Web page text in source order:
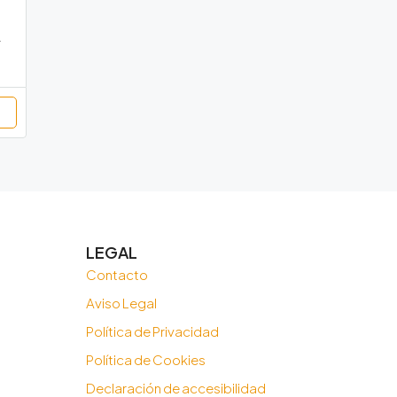
LEGAL
Contacto
Aviso Legal
Política de Privacidad
Política de Cookies
Declaración de accesibilidad